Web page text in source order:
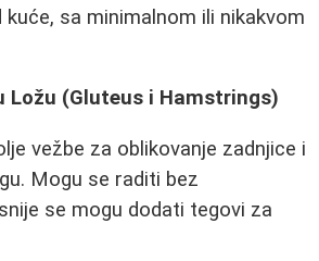
sa minimalnom ili nikakvom
Ložu (Gluteus i Hamstrings)
vežbe za oblikovanje zadnjice i
Mogu se raditi bez
se mogu dodati tegovi za